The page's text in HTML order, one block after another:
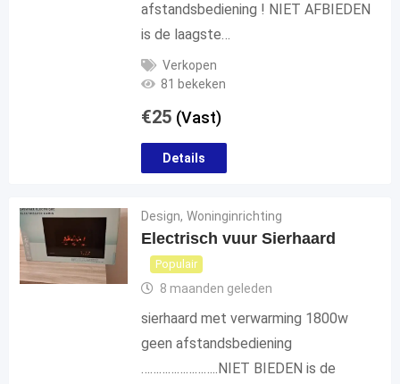
afstandsbediening ! NIET AFBIEDEN
is de laagste…
Verkopen
81 bekeken
€25 (Vast)
Details
Design, Woninginrichting
Electrisch vuur Sierhaard
Populair
8 maanden geleden
sierhaard met verwarming 1800w
geen afstandsbediening
……………………..NIET BIEDEN is de